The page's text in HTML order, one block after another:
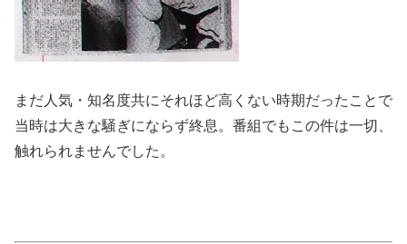
まだ人気・知名度共にそれほど高くない時期だったことで
当時は大きな騒ぎにならず終息。番組でもこの件は一切、
触れられませんでした。